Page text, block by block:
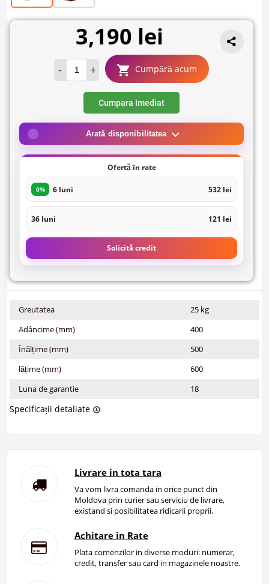
3,190 lei
- + Cumpără acum
Cumpara Imediat
Arată disponibilitatea
Ofertă în rate
0% 6 luni 532 lei
36 luni 121 lei
Solicită credit
Greutatea
25 kg
Adâncime (mm)
400
Înălțime (mm)
500
lățime (mm)
600
Luna de garantie
18
Specificații detaliate
Livrare in tota tara
Va vom livra comanda in orice punct din
Moldova prin curier sau serviciu de livrare,
existand si posibilitatea ridicarii proprii.
Achitare in Rate
Plata comenzilor in diverse moduri: numerar,
credit, transfer sau card in magazinele noastre.